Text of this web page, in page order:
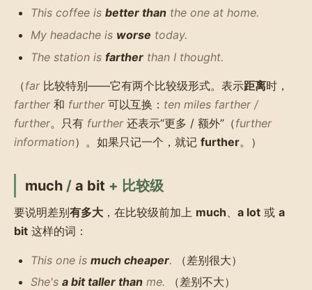
This coffee is better than the one at home.
My headache is worse today.
The station is farther than I thought.
（far比较特别——它有两个比较级形式。表示距离时，
farther和 further可以互换： ten miles farther /
further。只有 further还表示“更多 / 额外”（further
information）。如果只记一个，就记 further。）
much/ a bit + 比较级
要说明差别有多大 ，在比较级前加上 much、 a lot 或 a
bit 这样的词：
This one is much cheaper. （差别很大）
She's a bit taller than me. （差别不大）